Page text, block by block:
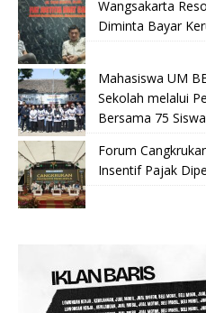
Wangsakarta
Diminta Bayar
Mahasiswa UM
Sekolah melalui
Bersama 75
Forum
Insentif Pajak